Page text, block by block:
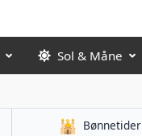
Sol & Måne
🕌 Bønnetider